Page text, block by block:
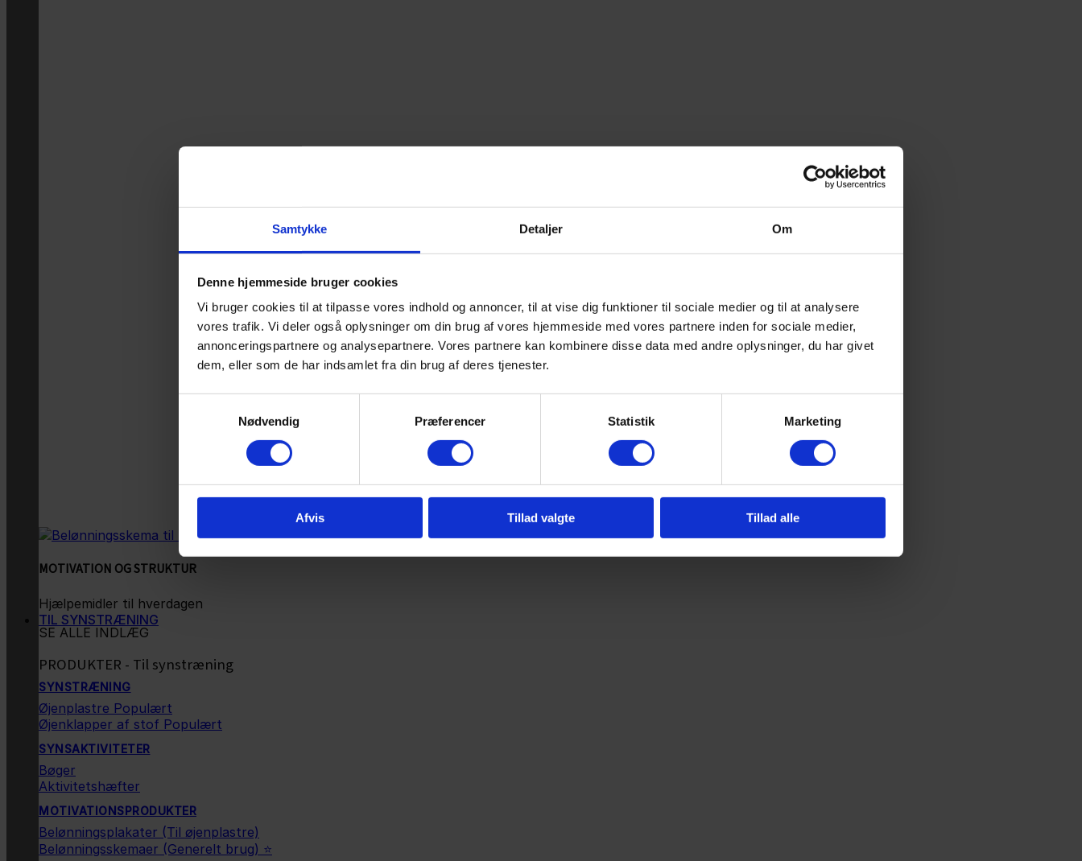
Samtykke Detaljer Om
Denne hjemmeside bruger cookies
Vi bruger cookies til at tilpasse vores indhold og annoncer, til at vise dig funktioner til sociale medier og til at analysere
vores trafik. Vi deler også oplysninger om din brug af vores hjemmeside med vores partnere inden for sociale medier,
annonceringspartnere og analysepartnere. Vores partnere kan kombinere disse data med andre oplysninger, du har givet
dem, eller som de har indsamlet fra din brug af deres tjenester.
Nødvendig
Præferencer Statistik Marketing
Afvis Tillad valgte Tillad alle
MOTIVATION OG STRUKTUR
Hjælpemidler til hverdagen
SE ALLE INDLÆG
TIL SYNSTRÆNING
PRODUKTER - Til synstræning
SYNSTRÆNING
Øjenplastre
Øjenklapper af stof
SYNSAKTIVITETER
Bøger
Aktivitetshæfter
MOTIVATIONSPRODUKTER
Belønningsplakater (Til øjenplastre)
Belønningsskemaer (Generelt brug) ⭐